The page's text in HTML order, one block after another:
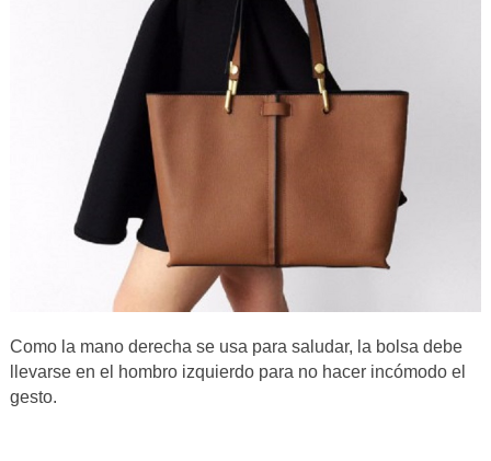
Como la mano derecha se usa para saludar, la bolsa debe
llevarse en el hombro izquierdo para no hacer incómodo el
gesto.